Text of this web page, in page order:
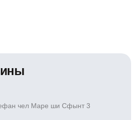
чел Маре ши Сфынт 3